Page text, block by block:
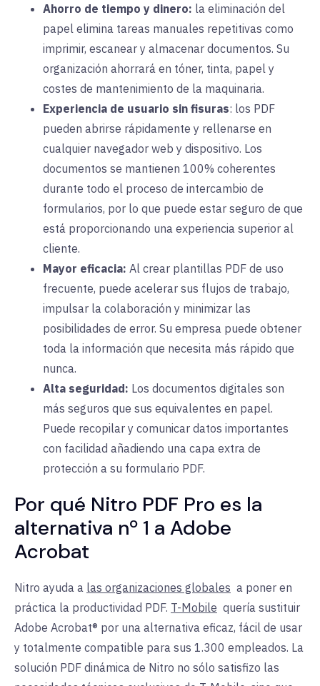
Ahorro de tiempo y dinero: la eliminación del
papel elimina tareas manuales repetitivas como
imprimir, escanear y almacenar documentos. Su
organización ahorrará en tóner, tinta, papel y
costes de mantenimiento de la maquinaria.
Experiencia de usuario sin fisuras: los PDF
pueden abrirse rápidamente y rellenarse en
cualquier navegador web y dispositivo. Los
documentos se mantienen 100% coherentes
durante todo el proceso de intercambio de
formularios, por lo que puede estar seguro de que
está proporcionando una experiencia superior al
cliente.
Mayor eficacia: Al crear plantillas PDF de uso
frecuente, puede acelerar sus flujos de trabajo,
impulsar la colaboración y minimizar las
posibilidades de error. Su empresa puede obtener
toda la información que necesita más rápido que
nunca.
Alta seguridad: Los documentos digitales son
más seguros que sus equivalentes en papel.
Puede recopilar y comunicar datos importantes
con facilidad añadiendo una capa extra de
protección a su formulario PDF.
Por qué Nitro PDF Pro es la
alternativa nº 1 a Adobe
Acrobat
Nitro ayuda a las organizaciones globales a poner en
práctica la productividad PDF. T-Mobile quería sustituir
Adobe Acrobat® por una alternativa eficaz, fácil de usar
y totalmente compatible para sus 1.300 empleados. La
solución PDF dinámica de Nitro no sólo satisfizo las